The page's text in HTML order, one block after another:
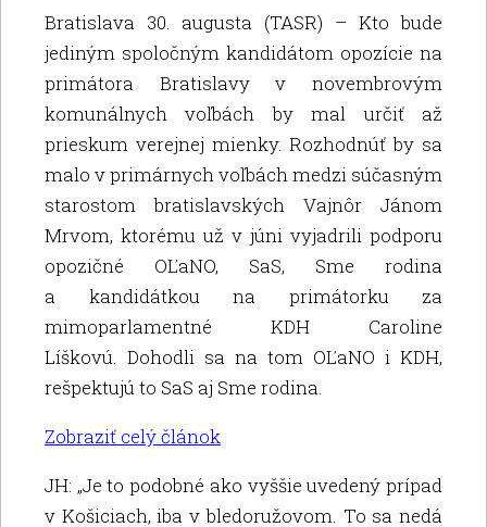
Bratislava 30. augusta (TASR) – Kto bude
jediným spoločným kandidátom opozície na
primátora Bratislavy v novembrovým
komunálnych voľbách by mal určiť až
prieskum verejnej mienky. Rozhodnúť by sa
malo v primárnych voľbách medzi súčasným
starostom bratislavských Vajnôr Jánom
Mrvom, ktorému už v júni vyjadrili podporu
opozičné OĽaNO, SaS, Sme rodina
a kandidátkou na primátorku za
mimoparlamentné KDH Caroline
Líškovú. Dohodli sa na tom OĽaNO i KDH,
rešpektujú to SaS aj Sme rodina.
Zobraziť celý článok
JH: „Je to podobné ako vyššie uvedený prípad
v Košiciach, iba v bledoružovom. To sa nedá